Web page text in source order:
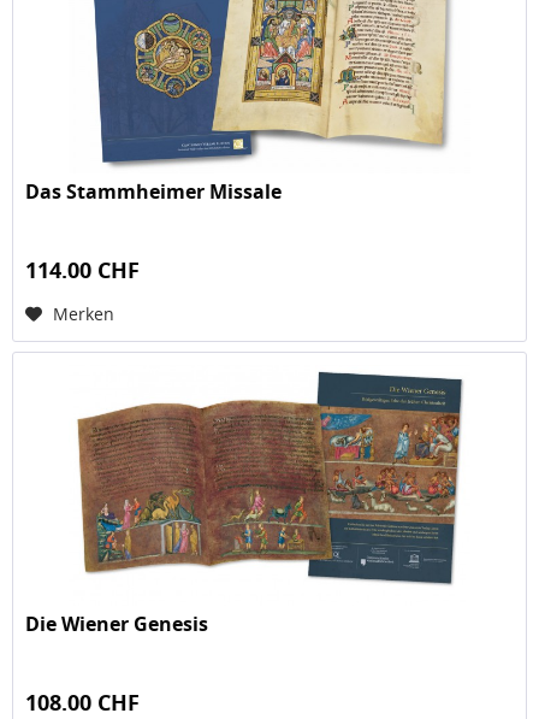
Das Stammheimer Missale
114.00 CHF
Merken
Die Wiener Genesis
108.00 CHF